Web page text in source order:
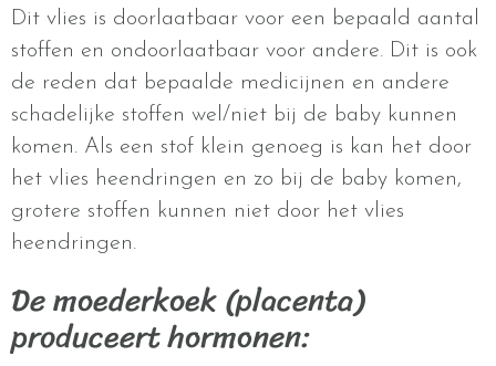
Dit vlies is doorlaatbaar voor een bepaald aantal
stoffen en ondoorlaatbaar voor andere. Dit is ook
de reden dat bepaalde medicijnen en andere
schadelijke stoffen wel/niet bij de baby kunnen
komen. Als een stof klein genoeg is kan het door
het vlies heendringen en zo bij de baby komen,
grotere stoffen kunnen niet door het vlies
heendringen.
De moederkoek (placenta)
produceert hormonen: